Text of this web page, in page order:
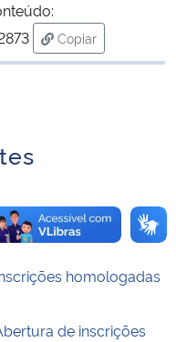
Copiar
para área de
parcial
homologadas
de inscrições